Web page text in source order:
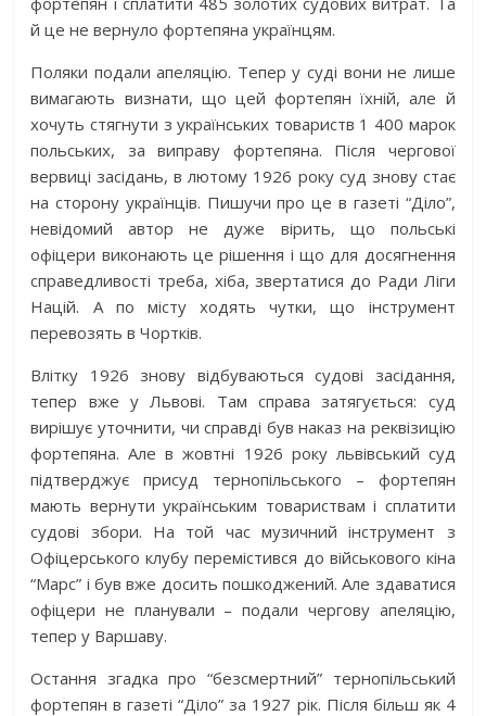
й це не вернуло фортепяна українцям.
Поляки подали апеляцію. Тепер у суді вони не лише
вимагають визнати, що цей фортепян їхній, але й
хочуть стягнути з українських товариств 1 400 марок
польських, за виправу фортепяна. Після чергової
вервиці засідань, в лютому 1926 року суд знову стає
на сторону українців. Пишучи про це в газеті “Діло”,
невідомий автор не дуже вірить, що польські
офіцери виконають це рішення і що для досягнення
справедливості треба, хіба, звертатися до Ради Ліги
Націй. А по місту ходять чутки, що інструмент
перевозять в Чортків.
Влітку 1926 знову відбуваються судові засідання,
тепер вже у Львові. Там справа затягується: суд
вирішує уточнити, чи справді був наказ на реквізицію
фортепяна. Але в жовтні 1926 року львівський суд
підтверджує присуд тернопільського – фортепян
мають вернути українським товариствам і сплатити
судові збори. На той час музичний інструмент з
Офіцерського клубу перемістився до військового кіна
“Марс” і був вже досить пошкоджений. Але здаватися
офіцери не планували – подали чергову апеляцію,
тепер у Варшаву.
Остання згадка про “безсмертний” тернопільський
фортепян в газеті “Діло” за 1927 рік. Після більш як 4